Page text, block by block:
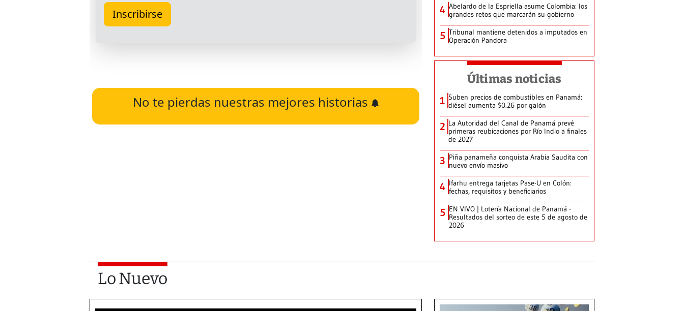
No te pierdas nuestras mejores historias
4 Abelardo de la Espriella asume Colombia: los
grandes retos que marcarán su gobierno
5 Tribunal mantiene detenidos a imputados en
Operación Pandora
Últimas noticias
1 Suben precios de combustibles en Panamá:
diésel aumenta $0.26 por galón
2 La Autoridad del Canal de Panamá prevé
primeras reubicaciones por Río Indio a finales
de 2027
3 Piña panameña conquista Arabia Saudita con
nuevo envío masivo
4 Ifarhu entrega tarjetas Pase-U en Colón:
fechas, requisitos y beneficiarios
5 EN VIVO | Lotería Nacional de Panamá -
Resultados del sorteo de este 5 de agosto de
2026
Lo Nuevo